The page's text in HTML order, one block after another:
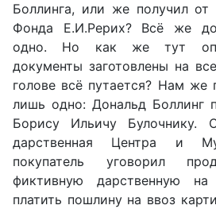
Боллинга, или же получил от
Фонда Е.И.Рерих? Всё же
одно. Но как же тут
документы заготовлены на
голове всё путается? Нам же
лишь одно: Дональд Боллинг
Борису Ильичу Булочнику.
дарственная Центра и
покупатель уговорил
фиктивную дарственную
платить пошлину на ввоз